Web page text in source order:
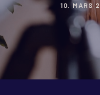
10. MARS